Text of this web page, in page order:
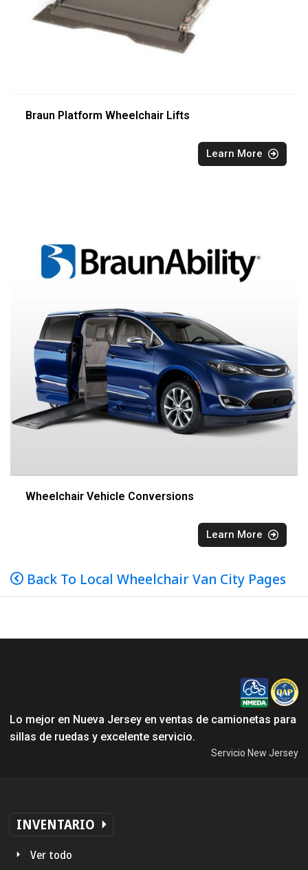
Braun Platform Wheelchair Lifts
Learn More
Wheelchair Vehicle Conversions
Learn More
Back To Local Wheelchair Van City Pages
Lo mejor en Nueva Jersey en ventas de camionetas para
sillas de ruedas y excelente servicio.
Servicio New Jersey
INVENTARIO
Ver todo